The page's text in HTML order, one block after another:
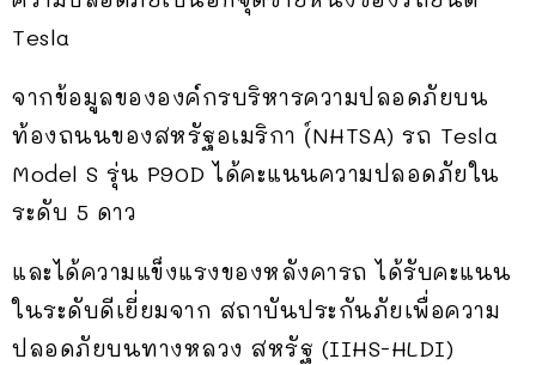
Tesla
จากข้อมูลขององค์กรบริหารความปลอดภัยบน
ท้องถนนของสหรัฐอเมริกา (์NHTSA) รถ Tesla
Model S รุ่น P90D ได้คะแนนความปลอดภัยใน
ระดับ 5 ดาว
และได้ความแข็งแรงของหลังคารถ ได้รับคะแนน
ในระดับดีเยี่ยมจาก สถาบันประกันภัยเพื่อความ
ปลอดภัยบนทางหลวง สหรัฐ (IIHS-HLDI)